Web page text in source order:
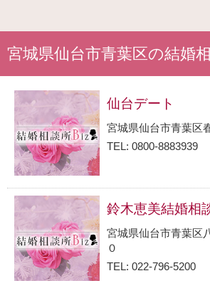
宮城県仙台市青葉区の結婚
仙台デート
宮城県仙台市青葉区
TEL: 0800-8883939
鈴木恵美結婚相
宮城県仙台市青葉区
０
TEL: 022-796-5200